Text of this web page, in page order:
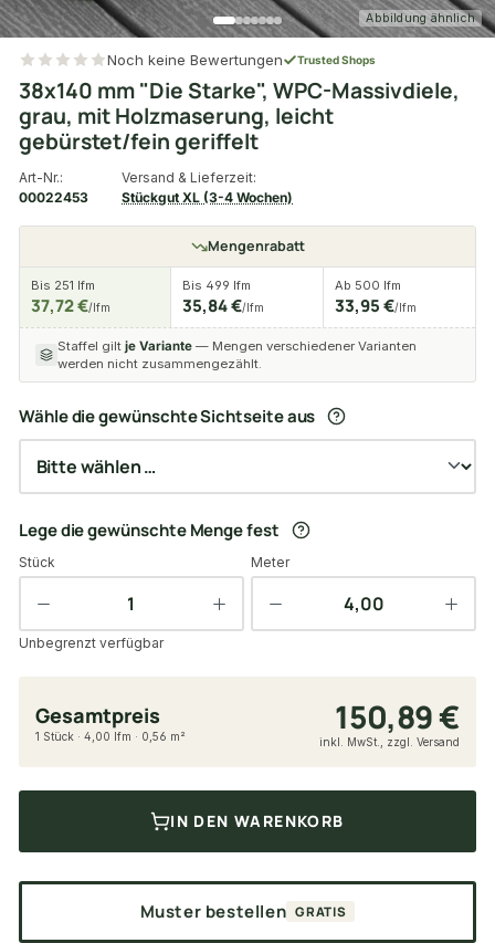
Abbildung ähnlich
Noch keine Bewertungen Trusted Shops
38x140 mm "Die Starke", WPC-Massivdiele,
grau, mit Holzmaserung, leicht
gebürstet/fein geriffelt
Art-Nr.:
00022453
Versand & Lieferzeit:
Stückgut XL (3-4 Wochen)
Mengenrabatt
Bis 251 lfm
37,72 €/lfm
Bis 499 lfm
35,84 €/lfm
Ab 500 lfm
33,95 €/lfm
Staffel gilt je Variante — Mengen verschiedener Varianten
werden nicht zusammengezählt.
Wähle die gewünschte Sichtseite aus
Lege die gewünschte Menge fest
Stück Meter
Unbegrenzt verfügbar
Gesamtpreis 150,89 €
1 Stück · 4,00 lfm · 0,56 m² inkl. MwSt., zzgl. Versand
IN DEN WARENKORB
Muster bestellen GRATIS